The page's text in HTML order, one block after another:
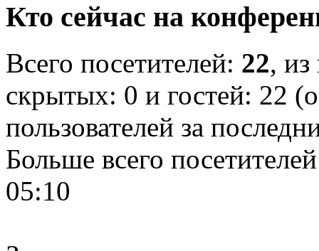
Кто сейчас на
Всего посетителей: 22, из
скрытых: 0 и гостей: 22
пользователей за
Больше всего
05:10